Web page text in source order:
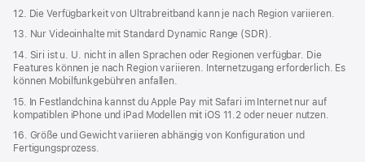
12. Die Verfügbarkeit von Ultrabreitband kann je nach Region variieren.
13. Nur Videoinhalte mit Standard Dynamic Range (SDR).
14. Siri ist u. U. nicht in allen Sprachen oder Regionen verfügbar. Die
Features können je nach Region variieren. Internetzugang erforderlich. Es
können Mobilfunkgebühren anfallen.
15. In Festlandchina kannst du Apple Pay mit Safari im Internet nur auf
kompatiblen iPhone und iPad Modellen mit iOS 11.2 oder neuer nutzen.
16. Größe und Gewicht variieren abhängig von Konfiguration und
Fertigungsprozess.